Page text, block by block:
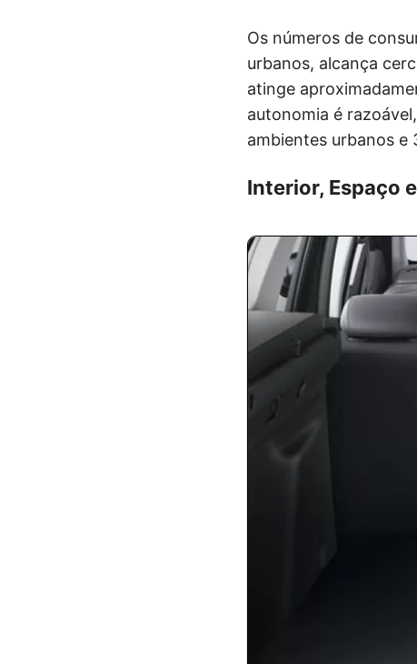
Os números de
urbanos, alcança
atinge
autonomia é
ambientes urbanos e
Interior, Espaço